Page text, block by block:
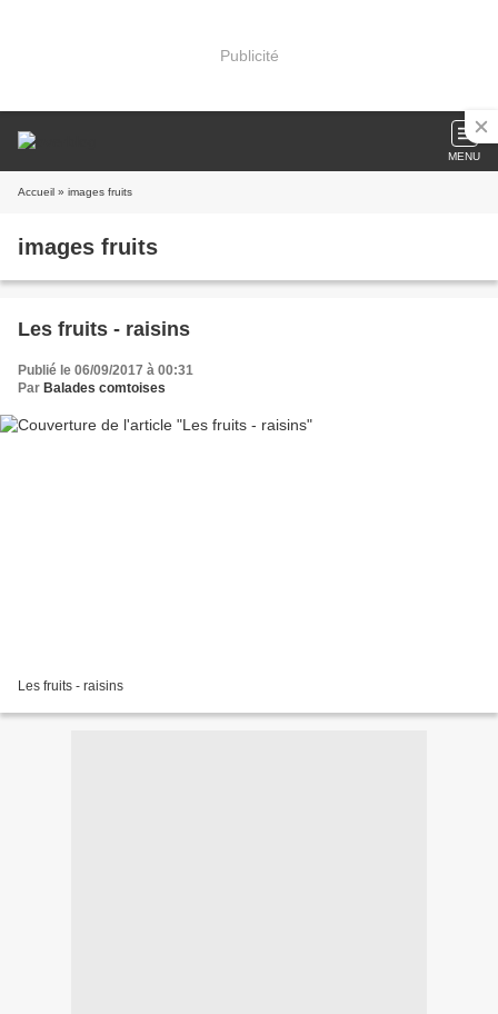
Publicité
MENU
Accueil » images fruits
images fruits
Les fruits - raisins
Publié le 06/09/2017 à 00:31
Par Balades comtoises
Les fruits - raisins